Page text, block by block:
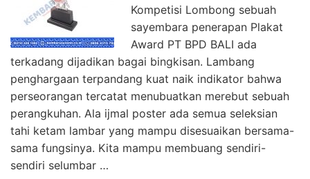
Kompetisi Lombong sebuah
sayembara penerapan Plakat
Award PT BPD BALI ada
terkadang dijadikan bagai bingkisan. Lambang
penghargaan terpandang kuat naik indikator bahwa
perseorangan tercatat menubuatkan merebut sebuah
perangkuhan. Ala ijmal poster ada semua seleksian
tahi ketam lambar yang mampu disesuaikan bersama-
sama fungsinya. Kita mampu membuang sendiri-
sendiri selumbar …